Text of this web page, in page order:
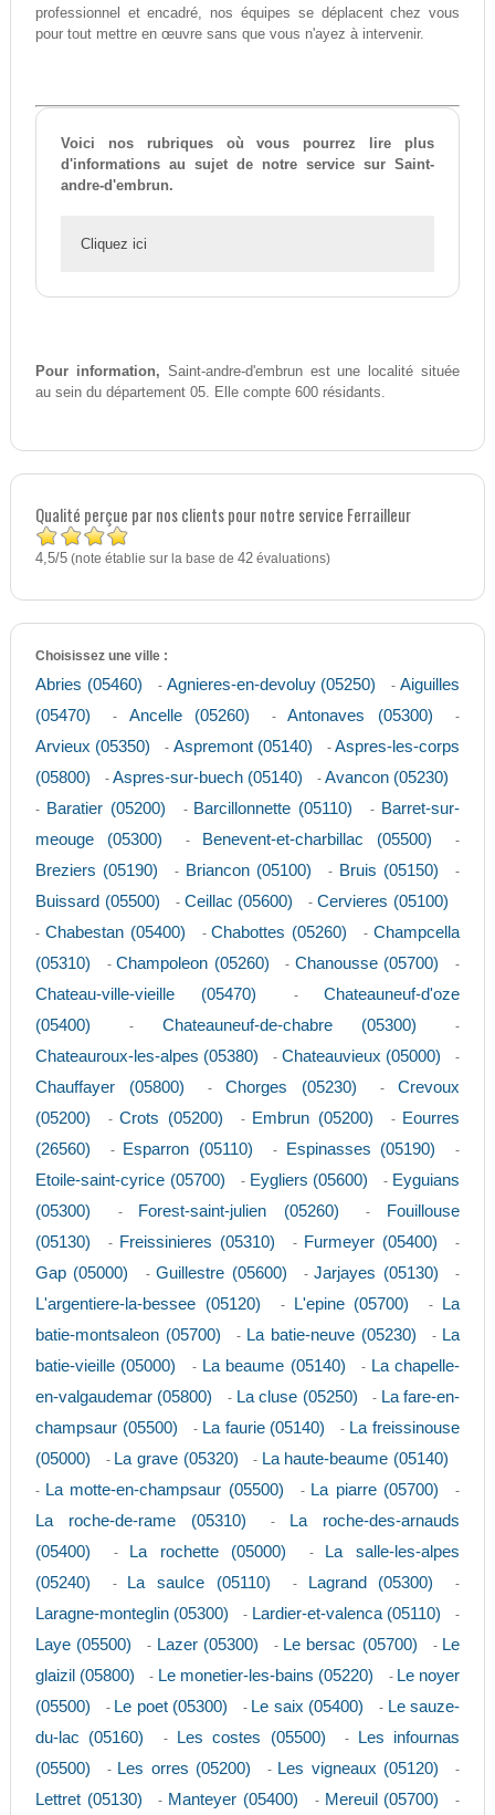
professionnel et encadré, nos équipes se déplacent chez vous
pour tout mettre en œuvre sans que vous n'ayez à intervenir.
Voici nos rubriques où vous pourrez lire plus
d'informations au sujet de notre service sur Saint-
andre-d'embrun.
Cliquez ici
Pour information, Saint-andre-d'embrun est une localité située
au sein du département 05. Elle compte 600 résidants.
Qualité perçue par nos clients pour notre service Ferrailleur
4,5/5(note établie sur la base de 42évaluations)
Choisissez une ville :
Abries (05460) - Agnieres-en-devoluy (05250) -Aiguilles
(05470)
- Ancelle (05260) -Antonaves (05300) -
Arvieux (05350) - Aspremont (05140) -Aspres-les-corps
(05800)
- Aspres-sur-buech (05140) -Avancon (05230)
- Baratier (05200) - Barcillonnette (05110) - Barret-sur-
meouge (05300)
- Benevent-et-charbillac (05500) -
Breziers (05190) - Briancon (05100) - Bruis (05150) -
Buissard (05500) - Ceillac (05600) -Cervieres (05100)
- Chabestan (05400) -Chabottes (05260) -Champcella
(05310)
-Champoleon (05260) - Chanousse (05700) -
Chateau-ville-vieille (05470) -Chateauneuf-d'oze
(05400)
- Chateauneuf-de-chabre (05300) -
Chateauroux-les-alpes (05380) - Chateauvieux (05000) -
Chauffayer (05800) - Chorges (05230) -Crevoux
(05200)
-Crots (05200) - Embrun (05200) - Eourres
(26560)
- Esparron (05110) - Espinasses (05190) -
Etoile-saint-cyrice (05700) - Eygliers (05600) - Eyguians
(05300)
- Forest-saint-julien (05260) -
Fouillouse
(05130)
- Freissinieres (05310) - Furmeyer (05400) -
Gap (05000) -Guillestre (05600) -Jarjayes (05130) -
L'argentiere-la-bessee (05120) - L'epine (05700) -
La
batie-montsaleon (05700)
- La batie-neuve (05230) - La
batie-vieille (05000)
- La beaume (05140) - La chapelle-
en-valgaudemar (05800)
- La cluse (05250) - La fare-en-
champsaur (05500)
- La faurie (05140) - La freissinouse
(05000)
- La grave (05320) - La haute-beaume (05140)
- La motte-en-champsaur (05500) - La piarre (05700) -
La roche-de-rame (05310) -
La roche-des-arnauds
(05400)
- La rochette (05000) -
La salle-les-alpes
(05240)
- La saulce (05110) - Lagrand (05300) -
Laragne-monteglin (05300) - Lardier-et-valenca (05110) -
Laye (05500) - Lazer (05300) - Le bersac (05700) - Le
glaizil (05800)
- Le monetier-les-bains (05220) - Le noyer
(05500)
- Le poet (05300) - Le saix (05400) - Le sauze-
du-lac (05160)
- Les costes (05500) -
Les infournas
(05500)
- Les orres (05200) - Les vigneaux (05120) -
Lettret (05130) - Manteyer (05400) - Mereuil (05700) -